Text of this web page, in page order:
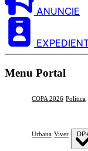
ANUNCIE
Menu Portal
COPA 2026 Política
Urbana Viver